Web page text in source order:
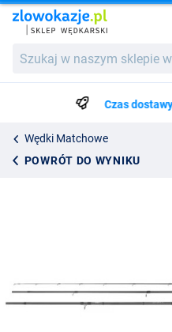
w
wędkarskim...Czas dostawy:
Wędki Matchowe
POWRÓT DO WYNIKU
1236.50